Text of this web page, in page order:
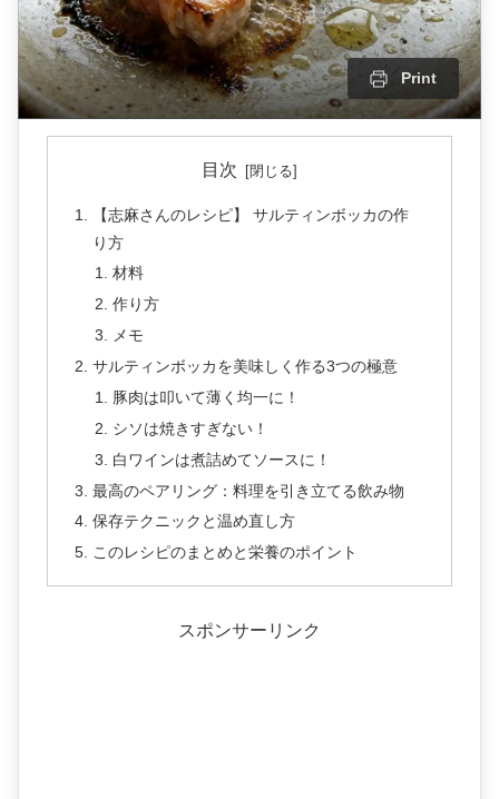
Print
目次
【志麻さんのレシピ】 サルティンボッカの作
り方
材料
作り方
メモ
サルティンボッカを美味しく作る3つの極意
豚肉は叩いて薄く均一に！
シソは焼きすぎない！
白ワインは煮詰めてソースに！
最高のペアリング：料理を引き立てる飲み物
保存テクニックと温め直し方
このレシピのまとめと栄養のポイント
スポンサーリンク